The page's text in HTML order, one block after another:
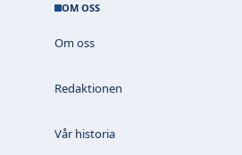
OM OSS
Om oss
Redaktionen
Vår historia